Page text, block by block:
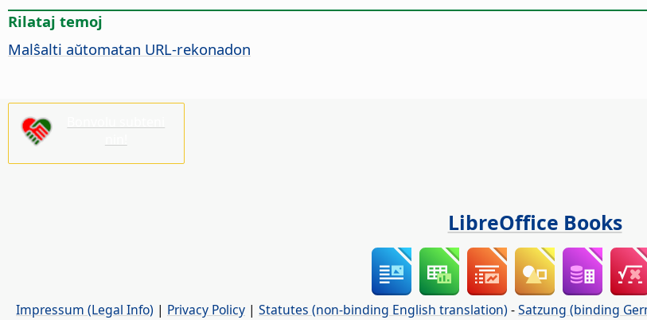
Rilataj temoj
Malŝalti aŭtomatan URL-rekonadon
LibreOffice Books
Impressum (Legal Info) | Privacy Policy | Statutes (non-binding English translation) -Satzung (binding